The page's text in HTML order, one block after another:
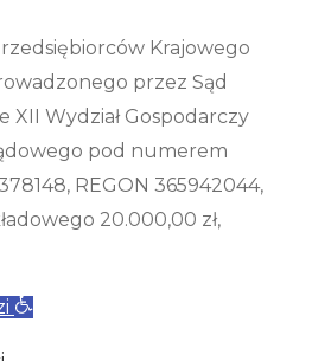
Krajowego
przez Sąd
XII Wydział Gospodarczy
pod numerem
REGON 365942044,
20.000,00 zł,